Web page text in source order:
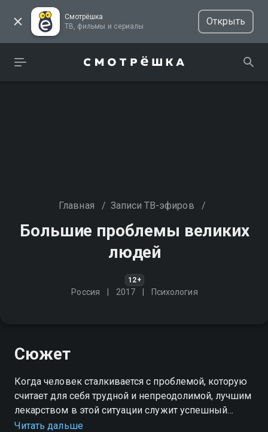
Смотрёшка
ТВ, фильмы и сериалы
Открыть
Главная / Записи ТВ-эфиров /
Большие проблемы великих
людей
12+
Россия 2017 Психология
Сюжет
Когда человек сталкивается с проблемой, которую
считает для себя трудной и непреодолимой, лучшим
лекарством в этой ситуации служит успешный
пример решения такой же проблемы кем-то другим
Читать дальше